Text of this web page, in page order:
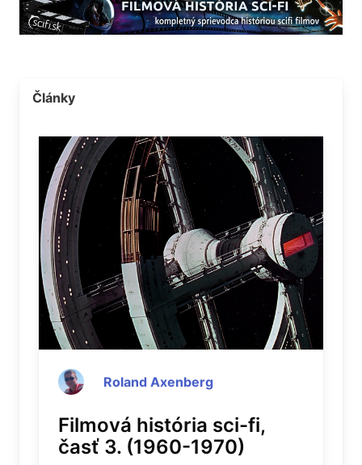
Články
Roland Axenberg
Filmová história sci-fi,
časť 3. (1960-1970)